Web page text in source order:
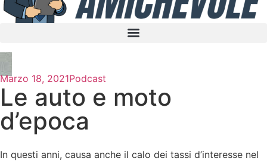
Marzo 18, 2021Podcast
Le auto e moto
d’epoca
In questi anni, causa anche il calo dei tassi d’interesse nel